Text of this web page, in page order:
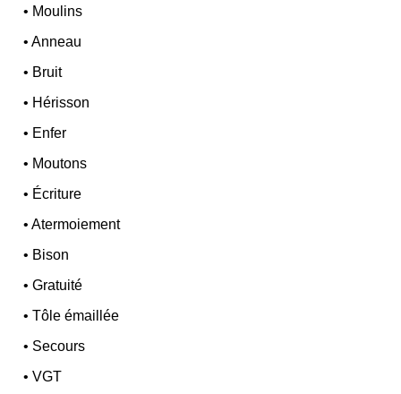
• Moulins
•Anneau
• Bruit
• Hérisson
• Enfer
• Moutons
• Écriture
•Atermoiement
• Bison
•Gratuité
•Tôle émaillée
• Secours
•VGT